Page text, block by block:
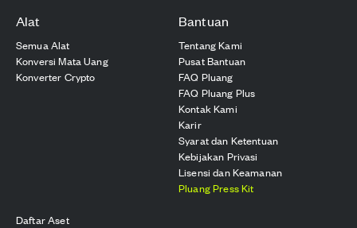
Alat
Semua Alat
Konversi Mata Uang
Konverter Crypto
Bantuan
Tentang Kami
Pusat Bantuan
FAQ Pluang
FAQ Pluang Plus
Kontak Kami
Karir
Syarat dan Ketentuan
Kebijakan Privasi
Lisensi dan Keamanan
Pluang Press Kit
Daftar Aset